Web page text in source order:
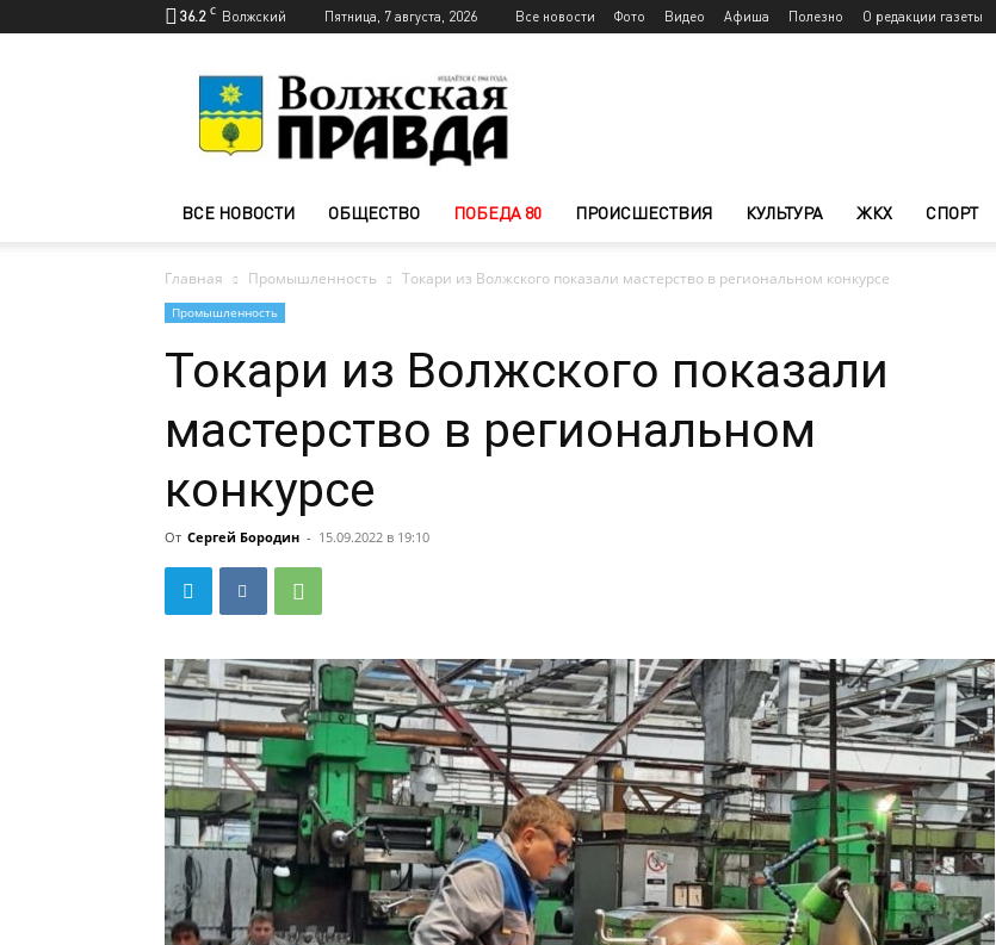
36.2 C Волжский Пятница, 7 августа, 2026 Все новости Фото Видео Афиша Полезно О редакции газеты
Волжского
—
Волжская
ВСЕ НОВОСТИ ОБЩЕСТВО ПОБЕДА 80 ПРОИСШЕСТВИЯ КУЛЬТУРА ЖКХ СПОРТ
Главная Промышленность Токари из Волжского показали мастерство в региональном конкурсе
Промышленность
Токари из Волжского показали
мастерство в региональном
конкурсе
От Сергей Бородин - 15.09.2022 в 19:10